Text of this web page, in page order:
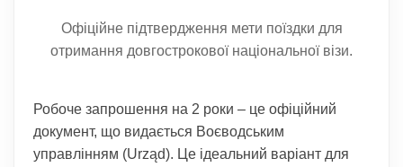
Офіційне підтвердження мети поїздки для
отримання довгострокової національної візи.
Робоче запрошення на 2 роки – це офіційний
документ, що видається Воєводським
управлінням (Urząd). Це ідеальний варіант для